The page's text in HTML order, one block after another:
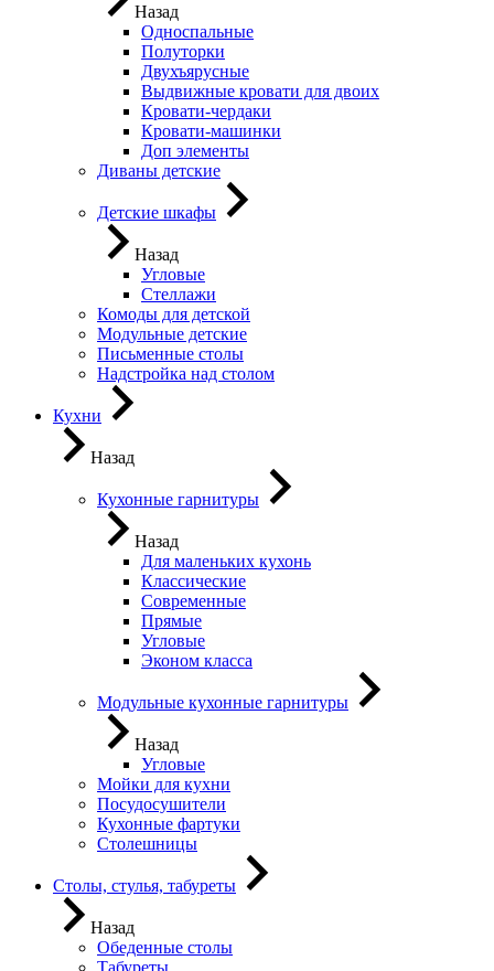
Назад
Односпальные
Полуторки
Двухъярусные
Выдвижные кровати для двоих
Кровати-чердаки
Кровати-машинки
Доп элементы
Диваны детские
Детские шкафы
Назад
Угловые
Стеллажи
Комоды для детской
Модульные детские
Письменные столы
Надстройка над столом
Кухни
Назад
Кухонные гарнитуры
Назад
Для маленьких кухонь
Классические
Современные
Прямые
Угловые
Эконом класса
Модульные кухонные гарнитуры
Назад
Угловые
Мойки для кухни
Посудосушители
Кухонные фартуки
Столешницы
Столы, стулья, табуреты
Назад
Обеденные столы
Табуреты